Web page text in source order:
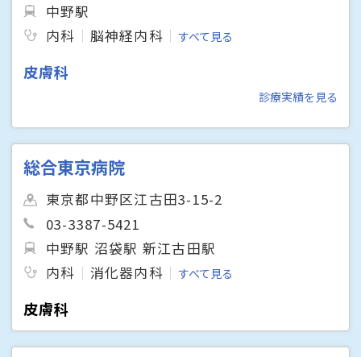
中野駅
内科
脳神経内科 すべて見る
皮膚科
診療実績を見る
総合東京病院
東京都中野区江古田3-15-2
03-3387-5421
中野駅 沼袋駅 新江古田駅
内科
消化器内科 すべて見る
皮膚科